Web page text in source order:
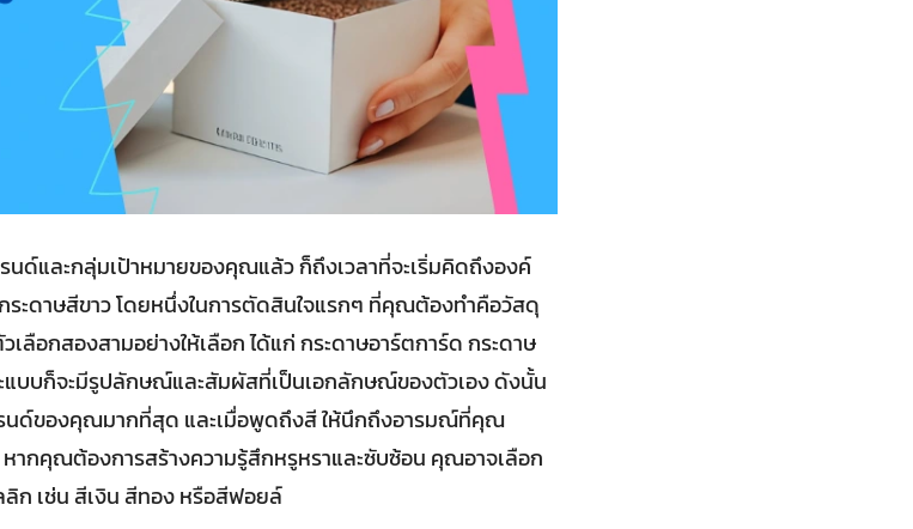
นด์และกลุ่มเป้าหมายของคุณแล้ว ก็ถึงเวลาที่จะเริ่มคิดถึงองค์
ะดาษสีขาว โดยหนึ่งในการตัดสินใจแรกๆ ที่คุณต้องทำคือวัสดุ
อกสองสามอย่างให้เลือก ได้แก่ กระดาษอาร์ตการ์ด กระดาษ
แบบก็จะมีรูปลักษณ์และสัมผัสที่เป็นเอกลักษณ์ของตัวเอง ดังนั้น
ด์ของคุณมากที่สุด และเมื่อพูดถึงสี ให้นึกถึงอารมณ์ที่คุณ
ากคุณต้องการสร้างความรู้สึกหรูหราและซับซ้อน คุณอาจเลือก
ก เช่น สีเงิน สีทอง หรือสีฟอยล์